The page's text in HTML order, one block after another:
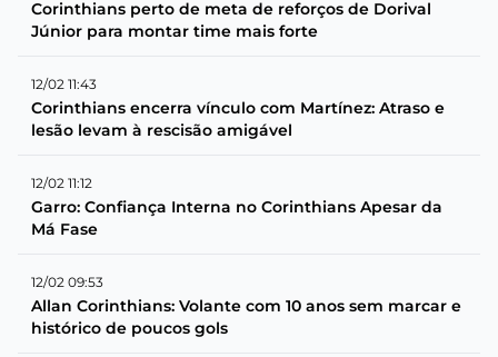
Corinthians perto de meta de reforços de Dorival
Júnior para montar time mais forte
12/02 11:43
Corinthians encerra vínculo com Martínez: Atraso e
lesão levam à rescisão amigável
12/02 11:12
Garro: Confiança Interna no Corinthians Apesar da
Má Fase
12/02 09:53
Allan Corinthians: Volante com 10 anos sem marcar e
histórico de poucos gols